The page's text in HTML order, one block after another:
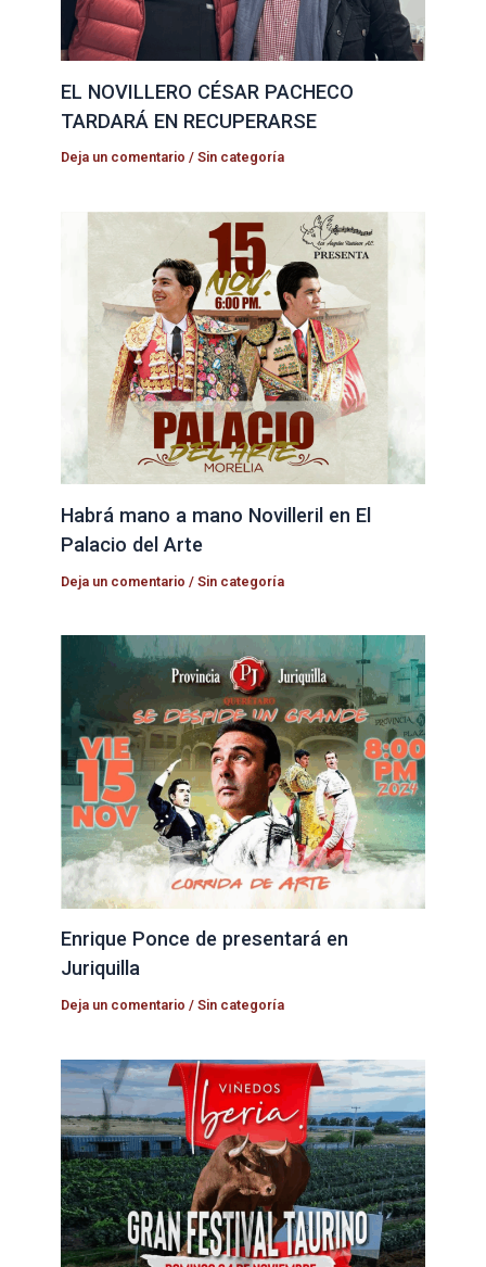
EL NOVILLERO CÉSAR PACHECO
TARDARÁ EN RECUPERARSE
Deja un comentario /Sin categoría
Habrá mano a mano Novilleril en El
Palacio del Arte
Deja un comentario /Sin categoría
Enrique Ponce de presentará en
Juriquilla
Deja un comentario /Sin categoría